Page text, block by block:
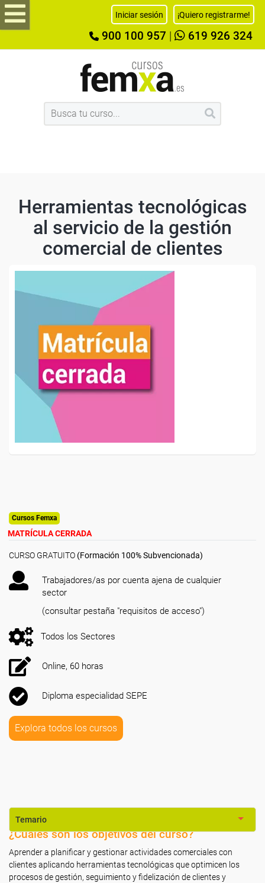
Iniciar sesión ¡Quiero registrarme!
900 100 957 619 926 324
Herramientas tecnológicas
al servicio de la gestión
comercial de clientes
Cursos Femxa
MATRÍCULA CERRADA
CURSO GRATUITO (Formación 100% Subvencionada)
Trabajadores/as por cuenta ajena de cualquier
sector
(consultar pestaña "requisitos de acceso")
Todos los Sectores
Online, 60 horas
Diploma especialidad SEPE
Explora todos los cursos
Temario
¿Cuáles son los objetivos del curso?
Aprender a planificar y gestionar actividades comerciales con
clientes aplicando herramientas tecnológicas que optimicen los
procesos de gestión, seguimiento y fidelización de clientes y